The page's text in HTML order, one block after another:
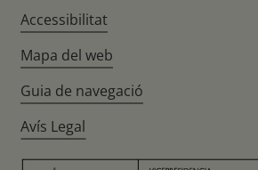
Accessibilitat
Mapa del web
Guia de navegació
Avís Legal